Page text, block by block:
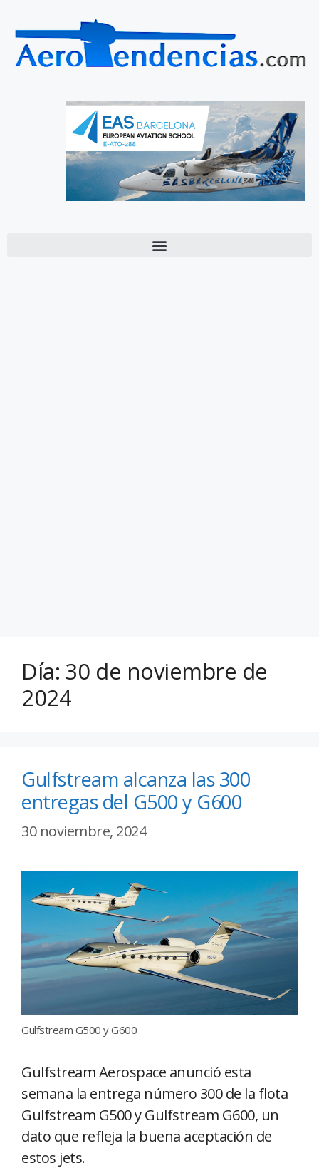
Día: 30 de noviembre de
2024
Gulfstream alcanza las 300
entregas del G500 y G600
30 noviembre, 2024
Gulfstream G500 y G600
Gulfstream Aerospace anunció esta
semana la entrega número 300 de la flota
Gulfstream G500 y Gulfstream G600, un
dato que refleja la buena aceptación de
estos jets.